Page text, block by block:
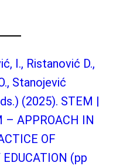
I., Ristanović D.,
Stanojević
(2025). STEM |
– APPROACH IN
OF
(pp